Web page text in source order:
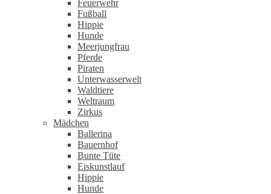
Feuerwehr
Fußball
Hippie
Hunde
Meerjungfrau
Pferde
Piraten
Unterwasserwelt
Waldtiere
Weltraum
Zirkus
Mädchen
Ballerina
Bauernhof
Bunte Tüte
Eiskunstlauf
Hippie
Hunde